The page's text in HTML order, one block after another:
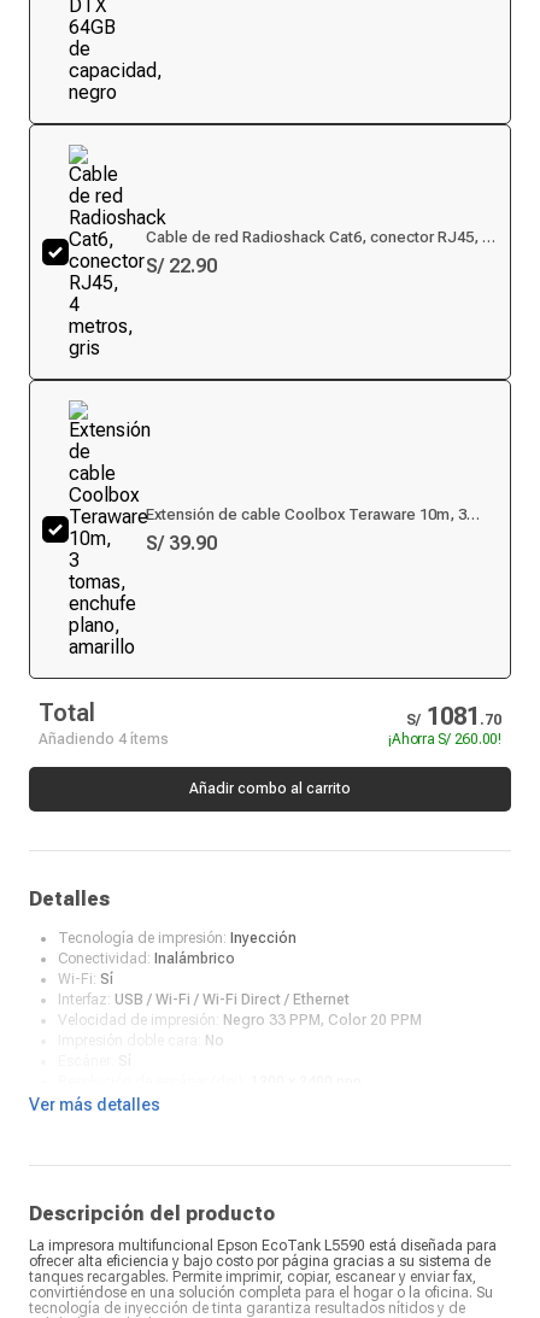
Cable de red Radioshack Cat6, conector RJ45, 4
metros, gris
S/ 22.90
Extensión de cable Coolbox Teraware 10m, 3
tomas, enchufe plano, amarillo
S/ 39.90
Total S/ 1081 .70
Añadiendo 4 ítems
¡AhorraS/ 260.00!
Añadir combo al carrito
Detalles
Tecnología de impresión: Inyección
Conectividad: Inalámbrico
Wi-Fi: Sí
Interfaz: USB / Wi-Fi / Wi-Fi Direct / Ethernet
Velocidad de impresión: Negro 33 PPM, Color 20 PPM
No
Fotocopiadora:
Tipo de suministro:Botella de tinta
Carta, Oficio, Ejecutivo, A6, Foto: 4” x 6
Conexiones:Alámbrica
Imprime desde App:Sí
¿Qué incluye en la caja?:Impresora, 4 botellas de tinta, cables de
conexión,Manual de uso.
Ver más detalles
Descripción del producto
La impresora multifuncional Epson EcoTank L5590 está diseñada para
ofrecer alta eficiencia y bajo costo por página gracias a su sistema de
tanques recargables. Permite imprimir, copiar, escanear y enviar fax,
convirtiéndose en una solución completa para el hogar o la oficina. Su
tecnología de inyección de tinta garantiza resultados nítidos y de